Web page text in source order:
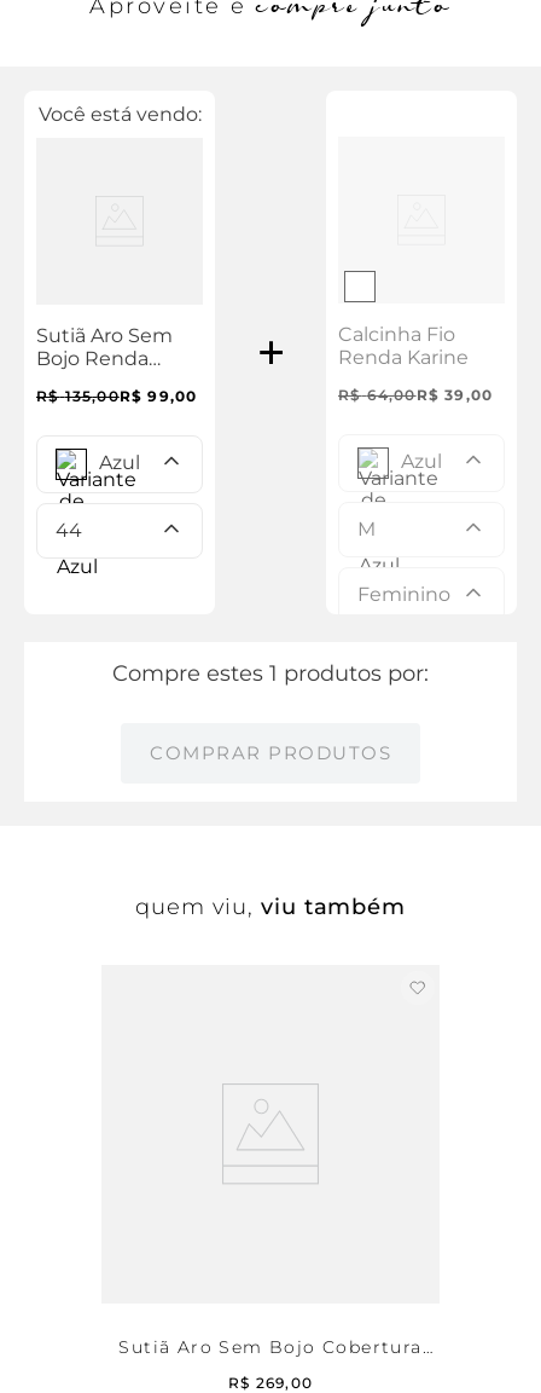
Aproveite e
Você está vendo:
Sutiã Aro Sem
Bojo Renda
R$ 135,00R$ 99,00
Azul
44
Calcinha Fio
Renda Karine
R$ 64,00R$ 39 ,00
Azul
M
Feminino
Compre estes 1 produtos por:
COMPRAR PRODUTOS
quem viu, viu também
Sutiã Aro Sem Bojo Cobertura
Total Comfy
R$ 269, 00